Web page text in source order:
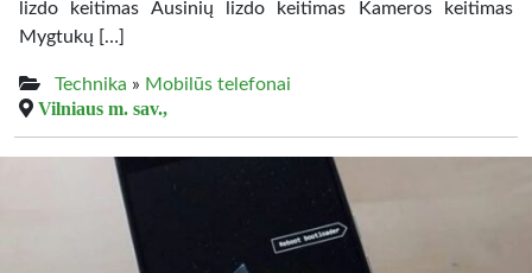
lizdo keitimas Ausinių lizdo keitimas Kameros keitimas
Mygtukų […]
Technika » Mobilūs telefonai
Vilniaus m. sav.,